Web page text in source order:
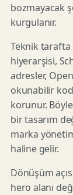
bozmayacak
kurgulanır.
Teknik tarafta
hiyerarşisi,
adresler,
okunabilir
korunur.
bir tasarım
marka
haline gelir.
Dönüşüm
hero alanı